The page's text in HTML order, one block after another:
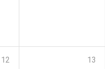
12 13